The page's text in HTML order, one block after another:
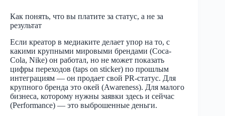
Как понять, что вы платите за статус, а не за
результат
Если креатор в медиаките делает упор на то, с
какими крупными мировыми брендами (Coca-
Cola, Nike) он работал, но не может показать
цифры переходов (taps on sticker) по прошлым
интеграциям — он продает свой PR-статус. Для
крупного бренда это окей (Awareness). Для малого
бизнеса, которому нужны заявки здесь и сейчас
(Performance) — это выброшенные деньги.